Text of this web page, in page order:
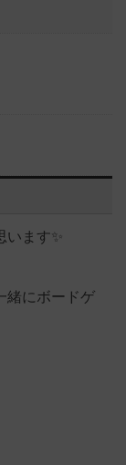
います✨
緒にボードゲ